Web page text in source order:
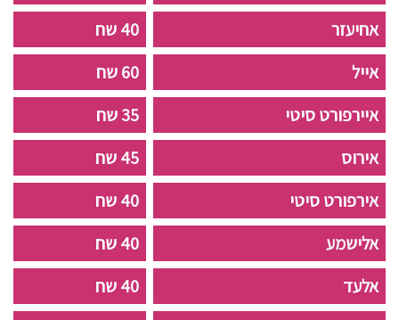
אחיעזר
40 שח
אייל
60 שח
איירפורט סיטי
35 שח
אירוס
45 שח
אירפורט סיטי
40 שח
אלישמע
40 שח
אלעד
40 שח